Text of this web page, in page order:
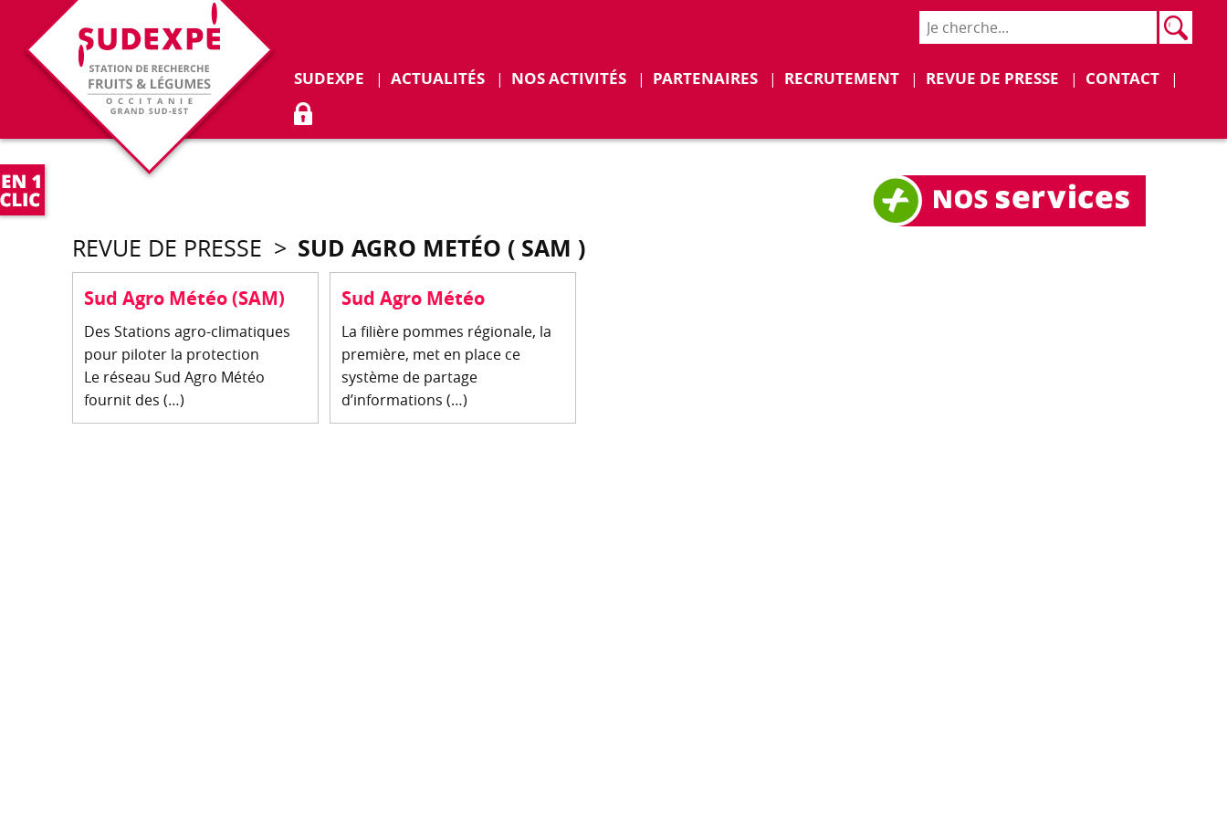
SUDEXPE Déplier
ACTUALITÉS NOS ACTIVITÉS Déplier
PARTENAIRES RECRUTEMENT Déplier
REVUE DE PRESSE Déplier
CONTACT
ACCÈS ADHÉRENTS
REVUE DE PRESSE > SUD AGRO METÉO ( SAM )
Sud Agro Météo (SAM)
Des Stations agro-climatiques
pour piloter la protection
Le réseau Sud Agro Météo
fournit des (…)
Sud Agro Météo
La filière pommes régionale, la
première, met en place ce
système de partage
d’informations (…)